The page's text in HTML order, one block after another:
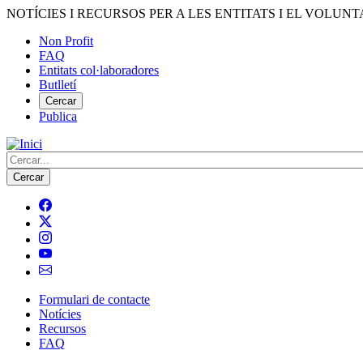
Vés
contingut
NOTÍCIES I RECURSOS PER A LES ENTITATS I EL
Menú
del
compte
d'usuari
Non Profit
FAQ
Entitats col·laboradores
Butlletí
Cercar
Publica
Cerca
Navegació
principal
Formulari de contacte
Notícies
Recursos
FAQ